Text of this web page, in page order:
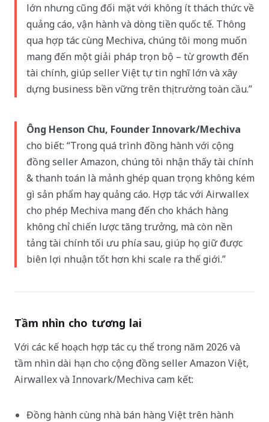
lớn nhưng cũng đối mặt với không ít thách thức về
quảng cáo, vận hành và dòng tiền quốc tế. Thông
qua hợp tác cùng Mechiva, chúng tôi mong muốn
mang đến một giải pháp trọn bộ – từ growth đến
tài chính, giúp seller Việt tự tin nghĩ lớn và xây
dựng business bền vững trên thị trường toàn cầu.”
Ông Henson Chu, Founder Innovark/Mechiva
cho biết: “Trong quá trình đồng hành với cộng
đồng seller Amazon, chúng tôi nhận thấy tài chính
& thanh toán là mảnh ghép quan trọng không kém
gì sản phẩm hay quảng cáo. Hợp tác với Airwallex
cho phép Mechiva mang đến cho khách hàng
không chỉ chiến lược tăng trưởng, mà còn nền
tảng tài chính tối ưu phía sau, giúp họ giữ được
biên lợi nhuận tốt hơn khi scale ra thế giới.”
Tầm nhìn cho tương lai
Với các kế hoạch hợp tác cụ thể trong năm 2026 và
tầm nhìn dài hạn cho cộng đồng seller Amazon Việt,
Airwallex và Innovark/Mechiva cam kết:
Đồng hành cùng nhà bán hàng Việt trên hành